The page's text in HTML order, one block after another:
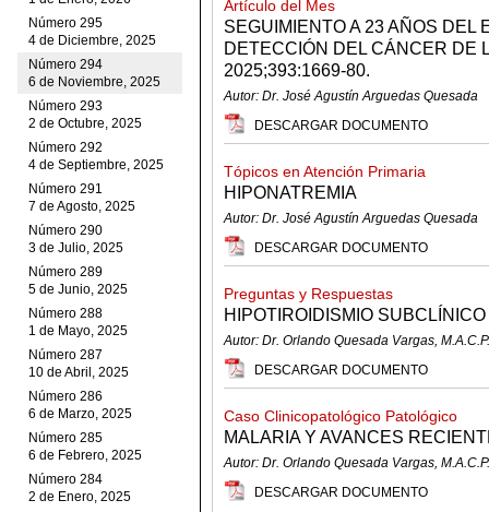
Número 295
4 de Diciembre, 2025
Número 294
6 de Noviembre, 2025
Número 293
2 de Octubre, 2025
Número 292
4 de Septiembre, 2025
Número 291
7 de Agosto, 2025
Número 290
3 de Julio, 2025
Número 289
5 de Junio, 2025
Número 288
1 de Mayo, 2025
Número 287
10 de Abril, 2025
Número 286
6 de Marzo, 2025
Número 285
6 de Febrero, 2025
Número 284
2 de Enero, 2025
Artículo del Mes
SEGUIMIENTO A 23 AÑOS DEL
DETECCIÓN DEL CÁNCER DE
2025;393:1669-80.
Autor: Dr. José Agustín Arguedas Quesada
DESCARGAR DOCUMENTO
Tópicos en Atención Primaria
HIPONATREMIA
Autor: Dr. José Agustín Arguedas Quesada
DESCARGAR DOCUMENTO
Preguntas y Respuestas
HIPOTIROIDISMIO SUBCLÍNICO
Autor: Dr. Orlando Quesada Vargas, M.A.C.P.
DESCARGAR DOCUMENTO
Caso Clinicopatológico Patológico
MALARIA Y AVANCES
Autor: Dr. Orlando Quesada Vargas, M.A.C.P.
DESCARGAR DOCUMENTO